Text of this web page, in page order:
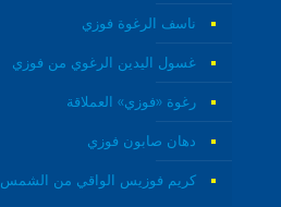
ناسف الرغوة فوزي
غسول اليدين الرغوي من فوزي
رغوة «فوزي» العملاقة
دهان صابون فوزي
كريم فوزيس الواقي من الشمس